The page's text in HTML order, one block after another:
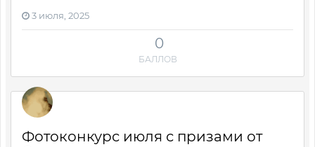
0
БАЛЛОВ
3 июля, 2025
Фотоконкурс июля с призами от